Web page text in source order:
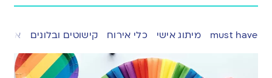
must have מיתוג אישי כלי אירוח קישוטים ובלונים